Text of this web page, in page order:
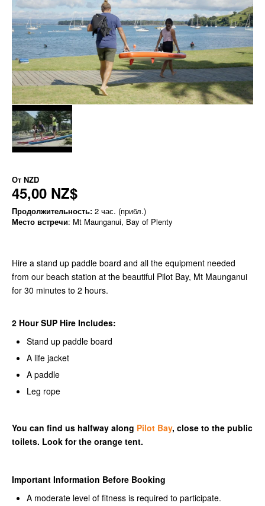
От NZD
45,00 NZ$
Продолжительность: 2 час. (прибл.)
Место встречи: Mt Maunganui, Bay of Plenty
Hire a stand up paddle board and all the equipment needed
from our beach station at the beautiful Pilot Bay, Mt Maunganui
for 30 minutes to 2 hours.
2 Hour SUP Hire Includes:
Stand up paddle board
A life jacket
A paddle
Leg rope
You can find us halfway along Pilot Bay, close to the public
toilets. Look for the orange tent.
Important Information Before Booking
A moderate level of fitness is required to participate.